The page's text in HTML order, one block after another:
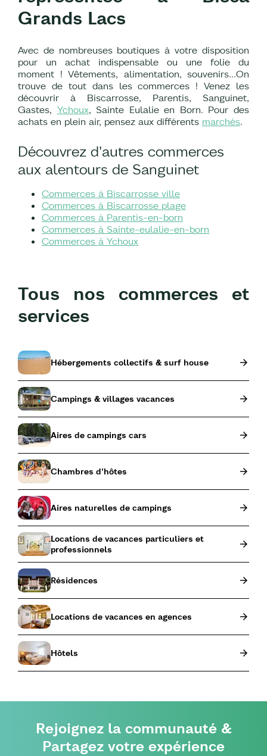
Grands Lacs
Avec de nombreuses boutiques à votre disposition
pour un achat indispensable ou une folie du
moment ! Vêtements, alimentation, souvenirs...On
trouve de tout dans les commerces ! Venez les
découvrir à Biscarrosse, Parentis, Sanguinet,
Gastes, Ychoux, Sainte Eulalie en Born. Pour des
achats en plein air, pensez aux différents marchés.
Découvrez d'autres commerces
aux alentours de Sanguinet
Commerces à Biscarrosse ville
Commerces à Biscarrosse plage
Commerces à Parentis-en-born
Commerces à Sainte-eulalie-en-born
Commerces à Ychoux
Tous nos commerces et
services
Hébergements collectifs & surf house
Campings & villages vacances
Aires de campings cars
Chambres d'hôtes
Aires naturelles de campings
Locations de vacances particuliers et
professionnels
Résidences
Locations de vacances en agences
Hôtels
Rejoignez la communauté &
Partagez votre expérience